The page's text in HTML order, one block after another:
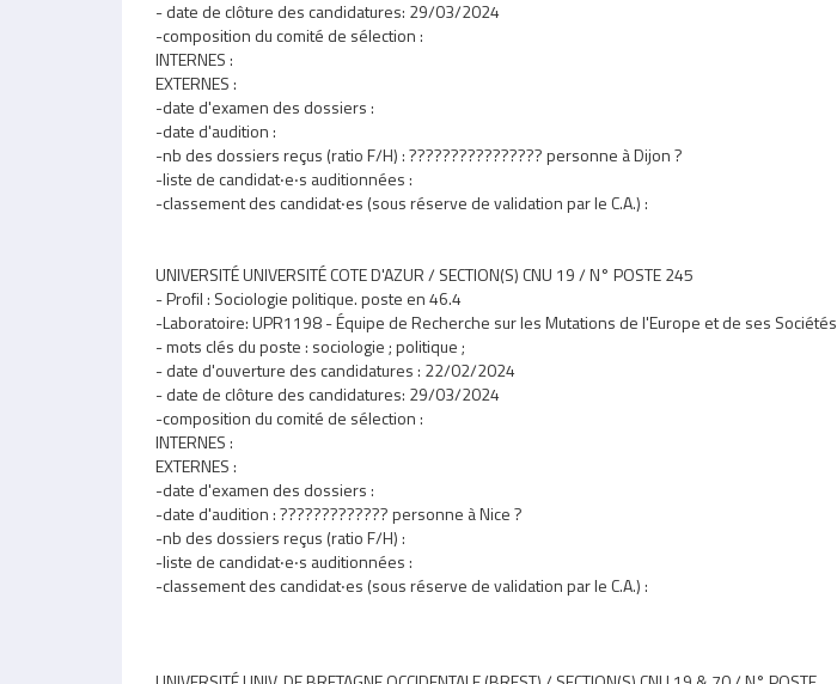
- date de clôture des candidatures: 29/03/2024
-composition du comité de sélection :
INTERNES :
EXTERNES :
-date d'examen des dossiers :
-date d'audition :
-nb des dossiers reçus (ratio F/H) : ???????????????? personne à Dijon ?
-liste de candidat‧e‧s auditionnées :
-classement des candidat‧es (sous réserve de validation par le C.A.) :
UNIVERSITÉ UNIVERSITÉ COTE D'AZUR / SECTION(S) CNU 19 / N° POSTE 245
- Profil : Sociologie politique. poste en 46.4
-Laboratoire: UPR1198 - Équipe de Recherche sur les Mutations de l'Europe et de ses Sociétés
- mots clés du poste : sociologie ; politique ;
- date d'ouverture des candidatures : 22/02/2024
- date de clôture des candidatures: 29/03/2024
-composition du comité de sélection :
INTERNES :
EXTERNES :
-date d'examen des dossiers :
-date d'audition : ????????????? personne à Nice ?
-nb des dossiers reçus (ratio F/H) :
-liste de candidat‧e‧s auditionnées :
-classement des candidat‧es (sous réserve de validation par le C.A.) :